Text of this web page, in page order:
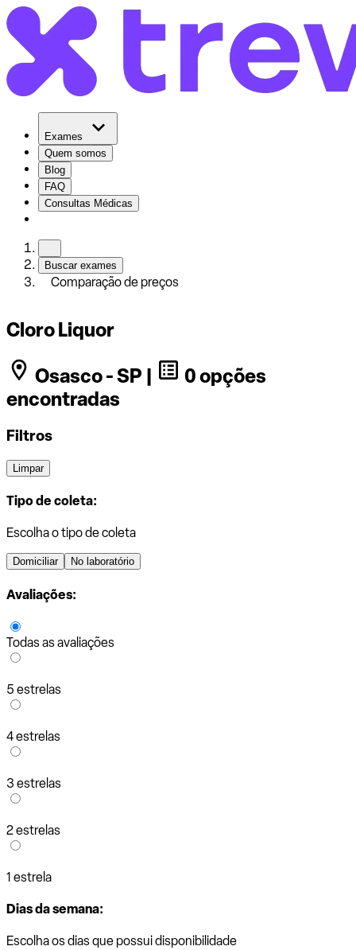
Exames
Quem somos
Blog
FAQ
Consultas Médicas
Buscar exames
Comparação de preços
Cloro Liquor
Osasco - SP |
0 opções
encontradas
Filtros
Limpar
Tipo de coleta:
Escolha o tipo de coleta
Domiciliar No laboratório
Avaliações:
Todas as avaliações
5 estrelas
4 estrelas
3 estrelas
2 estrelas
1 estrela
Dias da semana:
Escolha os dias que possui disponibilidade